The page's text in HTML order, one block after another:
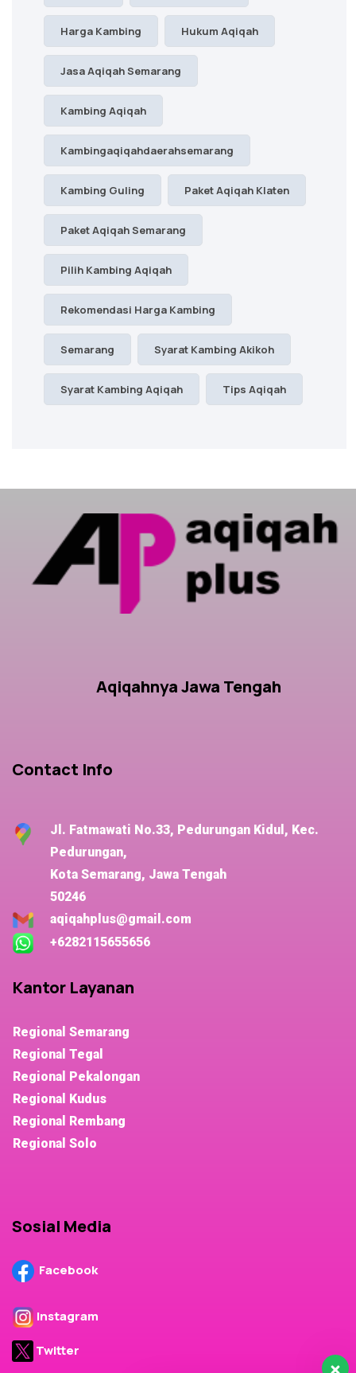
Harga Kambing Hukum Aqiqah
Jasa Aqiqah Semarang
Kambing Aqiqah
Kambingaqiqahdaerahsemarang
Kambing Guling Paket Aqiqah Klaten
Paket Aqiqah Semarang
Pilih Kambing Aqiqah
Rekomendasi Harga Kambing
Semarang Syarat Kambing Akikoh
Syarat Kambing Aqiqah Tips Aqiqah
Aqiqahnya Jawa Tengah
Contact Info
Jl. Fatmawati No.33, Pedurungan Kidul, Kec.
Pedurungan,
Kota Semarang, Jawa Tengah
50246
aqiqahplus@gmail.com
+6282115655656
Kantor Layanan
Regional Semarang
Regional Tegal
Regional Pekalongan
Regional Kudus
Regional Rembang
Regional Solo
Sosial Media
Facebook
Instagram
Twitter